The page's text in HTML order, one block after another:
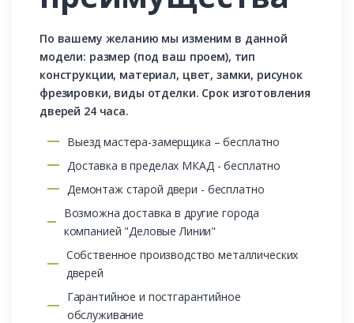
По вашему желанию мы изменим в данной
модели: размер (под ваш проем), тип
конструкции, материал, цвет, замки, рисунок
фрезировки, виды отделки. Срок изготовления
дверей 24 часа.
Выезд мастера-замерщика – бесплатно
Доставка в пределах МКАД - бесплатно
Демонтаж старой двери - бесплатно
Возможна доставка в другие города
компанией "Деловые Линии"
Собственное производство металлических
дверей
Гарантийное и постгарантийное
обслуживание